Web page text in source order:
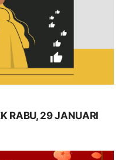
RABU, 29 JANUARI